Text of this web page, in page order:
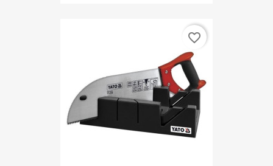
favorite_border